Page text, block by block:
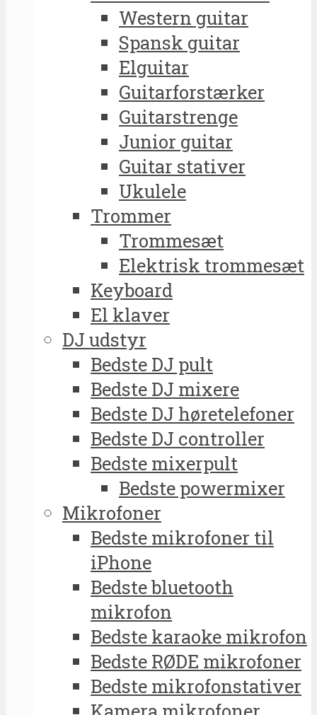
Western guitar
Spansk guitar
Elguitar
Guitarforstærker
Guitarstrenge
Junior guitar
Guitar stativer
Ukulele
Trommer
Trommesæt
Elektrisk trommesæt
Keyboard
El klaver
DJ udstyr
Bedste DJ pult
Bedste DJ mixere
Bedste DJ høretelefoner
Bedste DJ controller
Bedste mixerpult
Bedste powermixer
Mikrofoner
Bedste mikrofoner til
iPhone
Bedste bluetooth
mikrofon
Bedste karaoke mikrofon
Bedste RØDE mikrofoner
Bedste mikrofonstativer